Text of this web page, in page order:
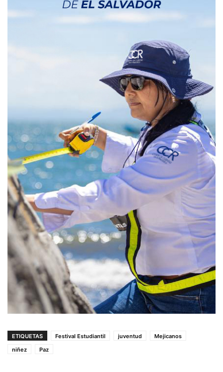
ETIQUETAS Festival Estudiantil juventud
Mejicanos
niñez
Paz